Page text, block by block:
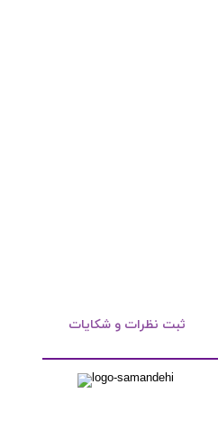
ثبت نظرات و شکایات